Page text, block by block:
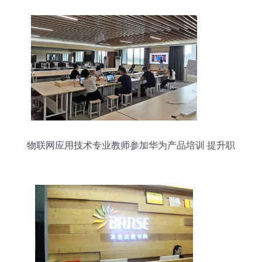
物联网应用技术专业教师参加华为产品培训 提升职